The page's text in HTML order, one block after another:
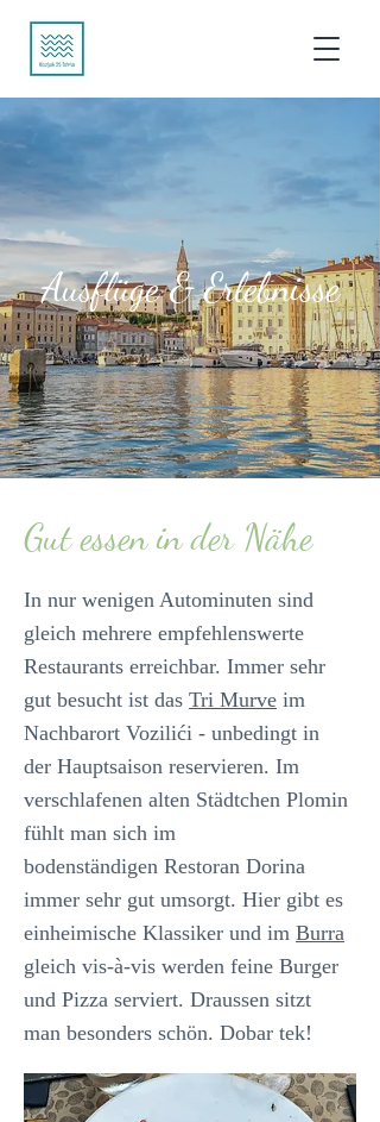
Ausflüge & Erlebnisse
Gut essen in der Nähe
In nur wenigen Autominuten sind
gleich mehrere empfehlenswerte
Restaurants erreichbar. Immer sehr
gut besucht ist das Tri Murve im
Nachbarort Vozilići - unbedingt in
der Hauptsaison reservieren. Im
verschlafenen alten Städtchen Plomin
fühlt man sich im
bodenständigen Restoran Dorina
immer sehr gut umsorgt. Hier gibt es
einheimische Klassiker und im Burra
gleich vis-à-vis werden feine Burger
und Pizza serviert. Draussen sitzt
man besonders schön. Dobar tek!